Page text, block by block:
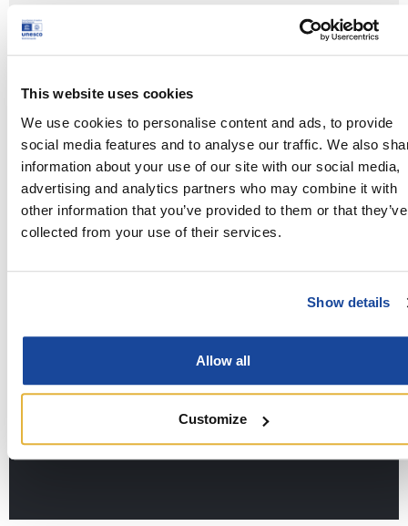
This website uses cookies
We use cookies to personalise content and ads, to provide
social media features and to analyse our traffic. We also
information about your use of our site with our social media,
advertising and analytics partners who may combine it with
other information that you’ve provided to them or that they’ve
collected from your use of their services.
Show details
Allow all
Customize
Tipologia:
Esperienza,Visita
Orario:
Condividi